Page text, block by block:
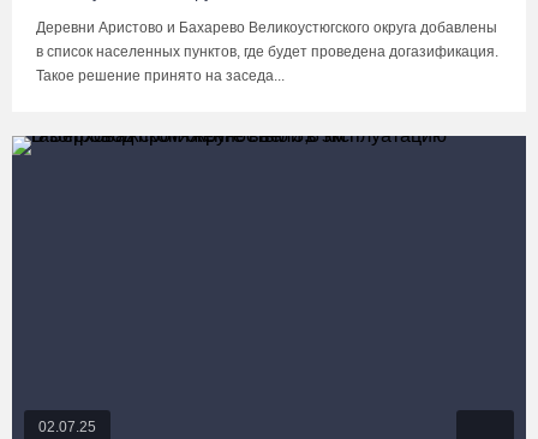
Деревни Аристово и Бахарево Великоустюгского округа добавлены
в список населенных пунктов, где будет проведена догазификация.
Такое решение принято на заседа...
02.07.25